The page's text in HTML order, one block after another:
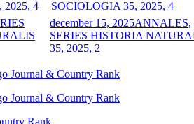
SOCIOLOGIA 35, 2025, 4
december 15, 2025ANNALES,
SERIES HISTORIA
35, 2025, 2